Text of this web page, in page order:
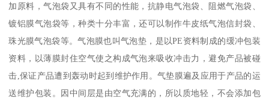
加原料，气泡袋又具有不同的性能，抗静电气泡袋、阻燃气泡袋、
镀铝膜气泡袋等，种类十分丰富，还可以制作牛皮纸气泡信封袋、
珠光膜气泡袋等。气泡膜也叫气泡垫，是以PE资料制成的缓冲包装
资料，以薄膜封住空气使之构成气泡来吸收冲击力，避免产品被碰
击,保证产品遭到轰动时起到维护作用。气垫膜遍及应用于产品的运
送维护包装。因中间层是由空气充满的，所以质地轻，不会添加包